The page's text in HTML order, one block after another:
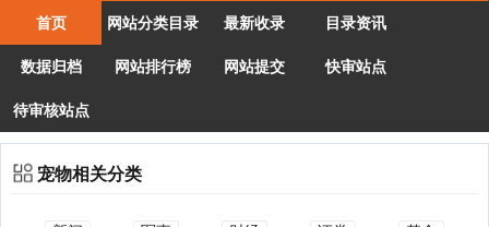
首页 网站分类目录 最新收录 目录资讯
数据归档 网站排行榜 网站提交 快审站点
待审核站点
宠物相关分类